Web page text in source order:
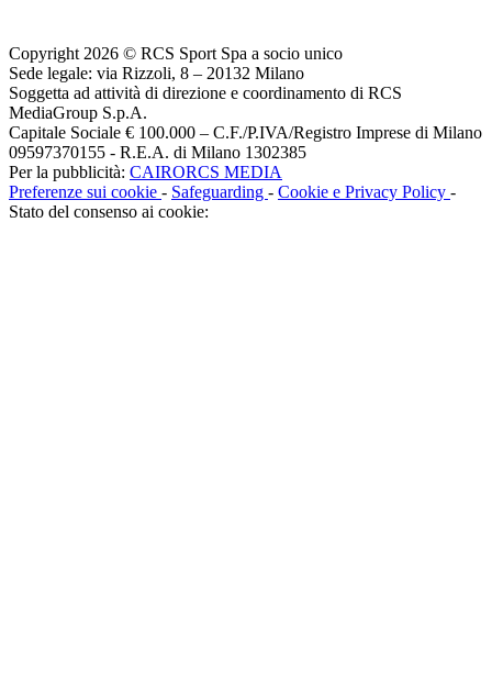
Copyright 2026 © RCS Sport Spa a socio unico
Sede legale: via Rizzoli, 8 – 20132 Milano
Soggetta ad attività di direzione e coordinamento di RCS
MediaGroup S.p.A.
Capitale Sociale € 100.000 – C.F./P.IVA/Registro Imprese di Milano
09597370155 - R.E.A. di Milano 1302385
Per la pubblicità: CAIRORCS MEDIA
Preferenze sui cookie - Safeguarding - Cookie e Privacy Policy -
Stato del consenso ai cookie: